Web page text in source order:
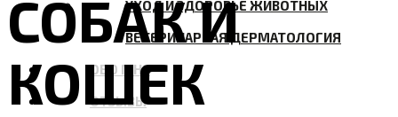
УХОД И ЗДОРОВЬЕ ЖИВОТНЫХ
ВЕТЕРИНАРНАЯ ДЕРМАТОЛОГИЯ
ОБО МНЕ
ОТЗЫВЫ
СОБАК И
КОШЕК